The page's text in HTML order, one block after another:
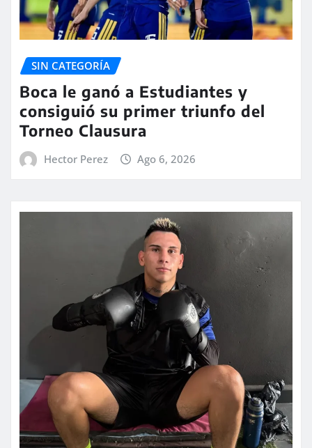
SIN CATEGORÍA
Boca le ganó a Estudiantes y
consiguió su primer triunfo del
Torneo Clausura
Hector Perez Ago 6, 2026